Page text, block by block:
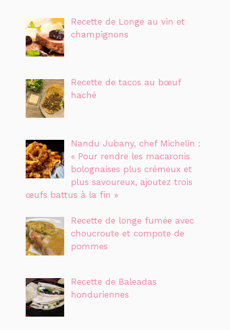
Recette de Longe au vin et
champignons
Recette de tacos au bœuf
haché
Nandu Jubany, chef Michelin :
« Pour rendre les macaronis
bolognaises plus crémeux et
plus savoureux, ajoutez trois
œufs battus à la fin »
Recette de longe fumée avec
choucroute et compote de
pommes
Recette de Baleadas
honduriennes